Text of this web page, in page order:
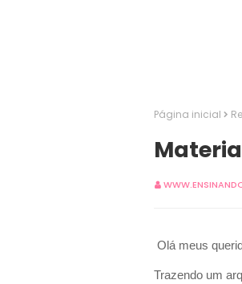
Página inicial
Olá meus
Trazendo um